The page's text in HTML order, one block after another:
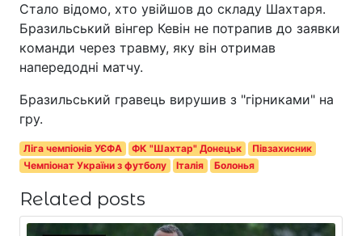
Стало відомо, хто увійшов до складу Шахтаря.
Бразильський вінгер Кевін не потрапив до заявки
команди через травму, яку він отримав
напередодні матчу.
Бразильський гравець вирушив з "гірниками" на
гру.
Ліга чемпіонів УЄФА ФК "Шахтар" Донецьк
Півзахисник
Чемпіонат України з футболу
Італія Болонья
Related posts